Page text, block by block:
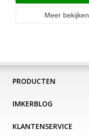
Meer bekijken
PRODUCTEN
IMKERBLOG
KLANTENSERVICE